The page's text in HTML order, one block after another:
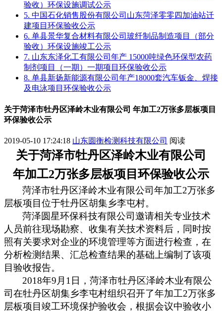
验收）环保设施调试公示
5. 中国石化销售股份有限公司山东菏泽零零四加油站迁
建项目环保验收公示
6. 单县景华复合材料有限公司玻纤制品制造项目（部分
验收）环保设施竣工公示
7. 山东东泽化工有限公司年产 15000吨绿色环保型农药
制剂项目（一期）一期项目环保验收公示
8. 单县新扬新能源有限公司年产18000套汽车钣金、焊接
及电泳项目环保验收公示
关于菏泽市牡丹区泽岭木业有限公司 年加工2万张多层板项目
环保验收公示
2019-05-10 17:24:18 山东圆衡检测科技有限公司 阅读
关于菏泽市牡丹区泽岭木业有限公司
年加工2万张多层板项目环保验收公示
菏泽市牡丹区泽岭木业有限公司年加工2万张多
层板项目 位于牡丹区胡集乡李屯村。
菏泽圆星环保科技有限公司邀请相关专业技术
人员前往现场勘察、收集有关技术资料后，同时按
照有关要求对企业的环境管理等方面进行检查，在
分析检测结果、汇总检查结果的基础上编制了该项
目验收报告。
2018年9 月 1 日，菏泽市牡丹区泽岭木业有限公
司在牡丹区胡集乡李屯村组织召开了年加工2万张多
层板项目 竣工环境保护验收会，根据会议中验收小